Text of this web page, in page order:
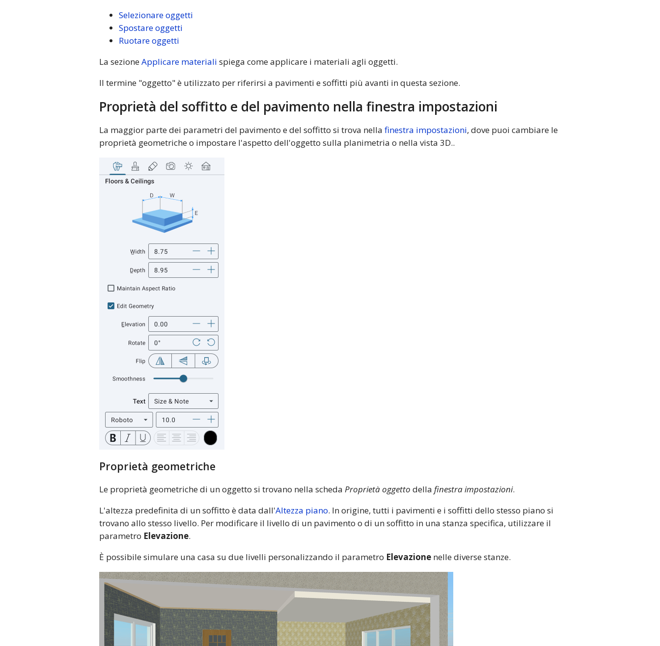
Selezionare oggetti
Spostare oggetti
Ruotare oggetti
La sezioneApplicare materiali spiega come applicare i materiali agli oggetti.
Il termine "oggetto" è utilizzato per riferirsi a pavimenti e soffitti più avanti in questa sezione.
Proprietà del soffitto e del pavimento nella finestra impostazioni
La maggior parte dei parametri del pavimento e del soffitto si trova nella finestra impostazioni, dove puoi cambiare le
proprietà geometriche o impostare l'aspetto dell'oggetto sulla planimetria o nella vista 3D..
Proprietà geometriche
Le proprietà geometriche di un oggetto si trovano nella scheda Proprietà oggetto della finestra impostazioni.
L'altezza predefinita di un soffitto è data dall'Altezza piano. In origine, tutti i pavimenti e i soffitti dello stesso piano si
trovano allo stesso livello. Per modificare il livello di un pavimento o di un soffitto in una stanza specifica, utilizzare il
parametro Elevazione.
È possibile simulare una casa su due livelli personalizzando il parametro Elevazione nelle diverse stanze.